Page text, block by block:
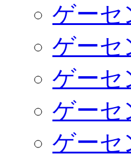
ゲーセ
ゲーセ
ゲーセ
ゲーセ
ゲーセ